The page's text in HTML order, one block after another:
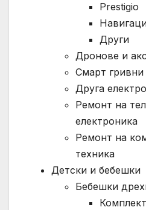
Prestigio
Други
Дронове и
Смарт гривни
Друга
Ремонт на
електроника
Ремонт на
техника
Детски и бебешки
Бебешки